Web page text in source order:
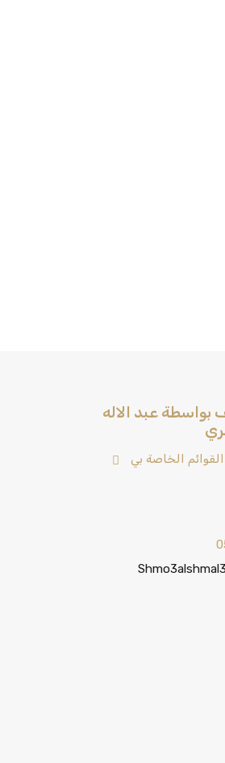
بواسطة عبد الاله
الخاصة بي